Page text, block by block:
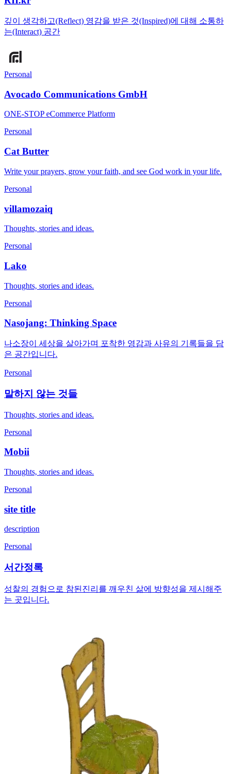
깊이 생각하고(Reflect) 영감을 받은 것(Inspired)에 대해 소통하
는(Interact) 공간
Personal
Avocado Communications GmbH
ONE-STOP eCommerce Platform
Personal
Cat Butter
Write your prayers, grow your faith, and see God work in your life.
Personal
villamozaiq
Thoughts, stories and ideas.
Personal
Lako
Thoughts, stories and ideas.
Personal
Nasojang: Thinking Space
나소장이 세상을 살아가며 포착한 영감과 사유의 기록들을 담
은 공간입니다.
Personal
말하지 않는 것들
Thoughts, stories and ideas.
Personal
Mobii
Thoughts, stories and ideas.
Personal
site title
description
Personal
서간정록
성찰의 경험으로 참된진리를 깨우친 삶에 방향성을 제시해주
는 곳입니다.